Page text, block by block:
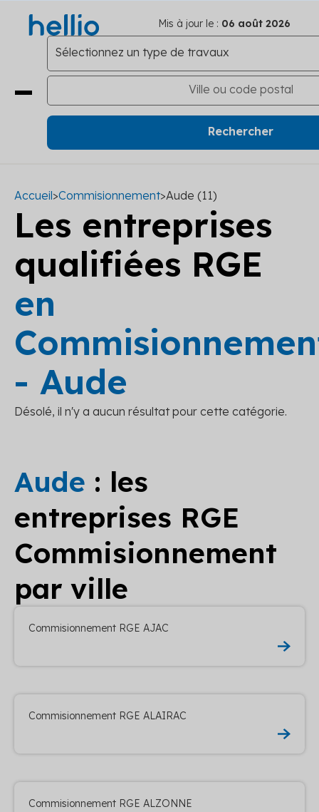
Mis à jour le : 06 août 2026
Accueil>Commisionnement>Aude (11)
Les entreprises
qualifiées RGE
en
- Aude
Désolé, il n'y a aucun résultat pour cette catégorie.
Aude : les
entreprises RGE
Commisionnement
par ville
Commisionnement RGE AJAC
Commisionnement RGE ALAIRAC
Commisionnement RGE ALZONNE